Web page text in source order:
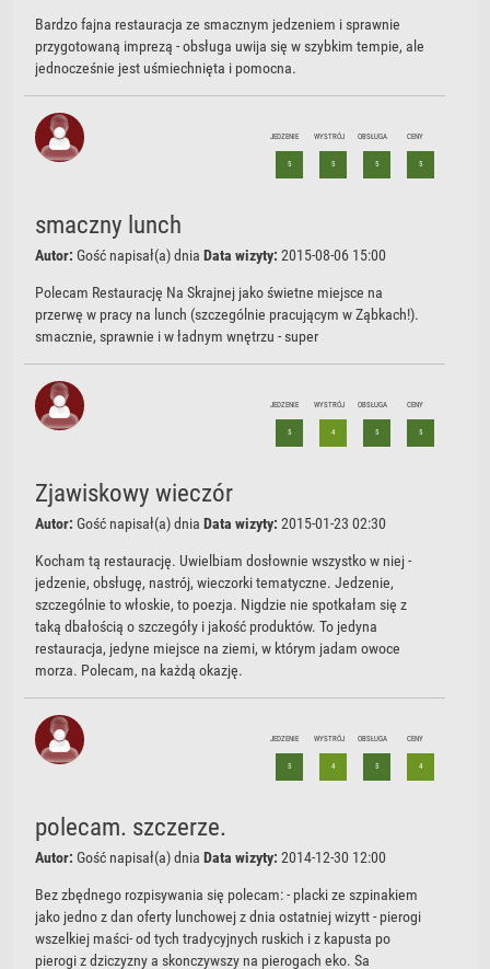
Bardzo fajna restauracja ze smacznym jedzeniem i sprawnie
przygotowaną imprezą - obsługa uwija się w szybkim tempie, ale
jednocześnie jest uśmiechnięta i pomocna.
JEDZENIE
5
WYSTRÓJ
5
OBSŁUGA
5
CENY
5
smaczny lunch
Autor: Gość napisał(a) dniaData wizyty:2015-08-06 15:00
Polecam Restaurację Na Skrajnej jako świetne miejsce na
przerwę w pracy na lunch (szczególnie pracującym w Ząbkach!).
smacznie, sprawnie i w ładnym wnętrzu - super
JEDZENIE
5
WYSTRÓJ
4
OBSŁUGA
5
CENY
5
Zjawiskowy wieczór
Autor: Gość napisał(a) dniaData wizyty:2015-01-23 02:30
Kocham tą restaurację. Uwielbiam dosłownie wszystko w niej -
jedzenie, obsługę, nastrój, wieczorki tematyczne. Jedzenie,
szczególnie to włoskie, to poezja. Nigdzie nie spotkałam się z
taką dbałością o szczegóły i jakość produktów. To jedyna
restauracja, jedyne miejsce na ziemi, w którym jadam owoce
morza. Polecam, na każdą okazję.
JEDZENIE
5
WYSTRÓJ
4
OBSŁUGA
5
CENY
4
polecam. szczerze.
Autor: Gość napisał(a) dniaData wizyty:2014-12-30 12:00
Bez zbędnego rozpisywania się polecam: - placki ze szpinakiem
jako jedno z dan oferty lunchowej z dnia ostatniej wizytt - pierogi
wszelkiej maści- od tych tradycyjnych ruskich i z kapusta po
pierogi z dziczyzny a skonczywszy na pierogach eko. Sa